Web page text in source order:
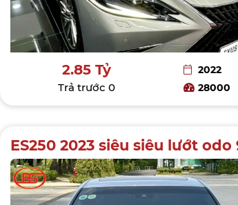
2.85 Tỷ
Trả trước0
2022
28000